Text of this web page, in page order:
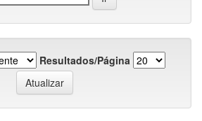
Resultados/Página